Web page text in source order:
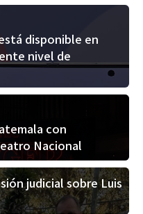
disponible en
nivel de
con
Nacional
judicial sobre Luis